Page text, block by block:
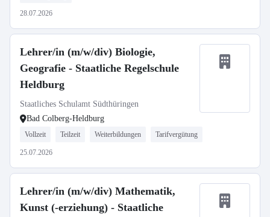
28.07.2026
Lehrer/in (m/w/div) Biologie,
Geografie - Staatliche Regelschule
Heldburg
Staatliches Schulamt Südthüringen
Bad Colberg-Heldburg
Vollzeit Teilzeit Weiterbildungen Tarifvergütung
25.07.2026
Lehrer/in (m/w/div) Mathematik,
Kunst (-erziehung) - Staatliche